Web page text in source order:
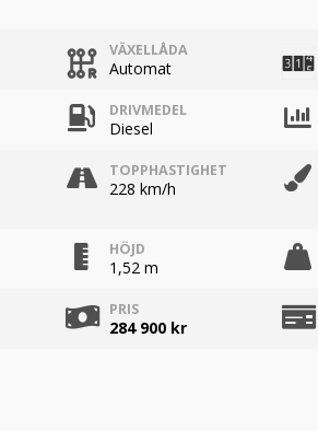
VÄXELLÅDA
Automat
DRIVMEDEL
Diesel
TOPPHASTIGHET
228 km/h
HÖJD
1,52 m
PRIS
284 900 kr